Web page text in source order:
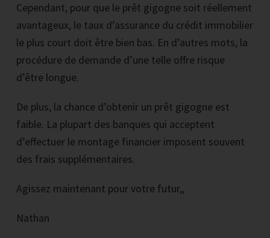
Cependant, pour que le prêt gigogne soit réellement
avantageux, le taux d’assurance du crédit immobilier
le plus court doit être bien bas. En d’autres mots, la
procédure de demande d’une telle offre risque
d’être longue.
De plus, la chance d’obtenir un prêt gigogne est
faible. La plupart des banques qui acceptent
d’effectuer le montage financier imposent souvent
des frais supplémentaires.
Agissez maintenant pour votre futur,,
Nathan